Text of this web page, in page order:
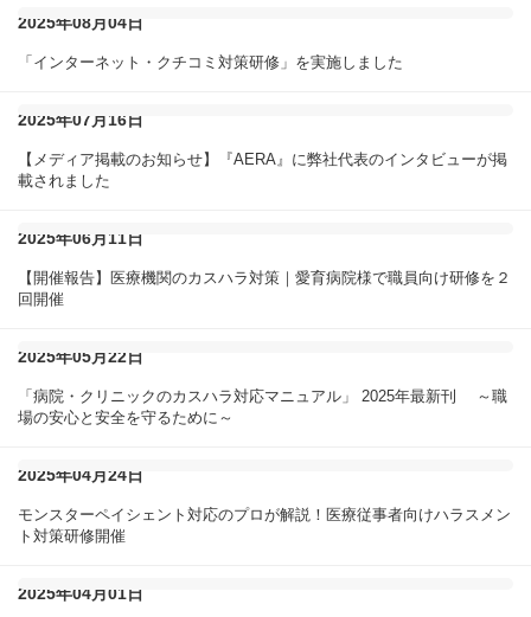
2025年08月04日
「インターネット・クチコミ対策研修」を実施しました
2025年07月16日
【メディア掲載のお知らせ】『AERA』に弊社代表のインタビューが掲
載されました
2025年06月11日
【開催報告】医療機関のカスハラ対策｜愛育病院様で職員向け研修を２
回開催
2025年05月22日
「病院・クリニックのカスハラ対応マニュアル」 2025年最新刊 ～職
場の安心と安全を守るために～
2025年04月24日
モンスターペイシェント対応のプロが解説！医療従事者向けハラスメン
ト対策研修開催
2025年04月01日